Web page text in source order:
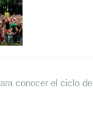
conocer el ciclo de